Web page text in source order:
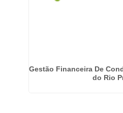
Gestão Financeira De
do Rio